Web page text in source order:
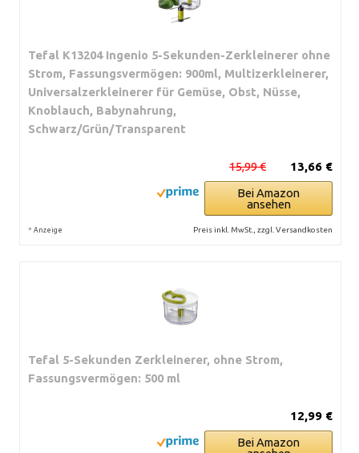
Tefal K13204 Ingenio 5-Sekunden-Zerkleinerer ohne
Strom, Fassungsvermögen: 900ml, Multizerkleinerer,
Universalzerkleinerer für Gemüse, Obst, Nüsse,
Knoblauch, Babynahrung,
Schwarz/Grün/Transparent
13,66 €
15,99 €
Bei Amazon
ansehen
* Anzeige Preis inkl. MwSt., zzgl. Versandkosten
Tefal 5-Sekunden Zerkleinerer, ohne Strom,
Fassungsvermögen: 500 ml
12,99 €
Bei Amazon